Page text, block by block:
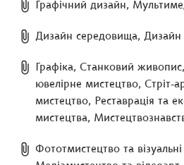
Графічний дизайн,
Дизайн середовища, Дизайн
Графіка, Станковий
ювелірне мистецтво, Стріт-
мистецтво, Реставрація та
мистецтва,
Фототмистецтво та